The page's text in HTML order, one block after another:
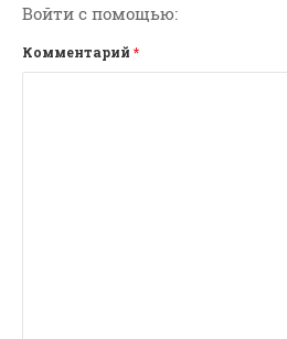
Войти с помощью:
Комментарий *